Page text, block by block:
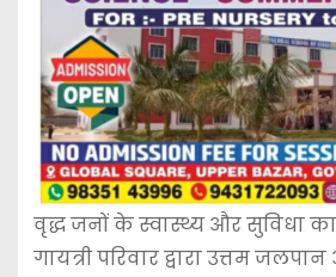
वृद्ध जनों के स्वास्थ्य और सुविधा
गायत्री परिवार द्वारा उत्तम